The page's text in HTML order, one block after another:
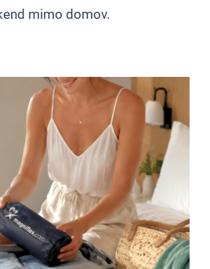
mimo domov.